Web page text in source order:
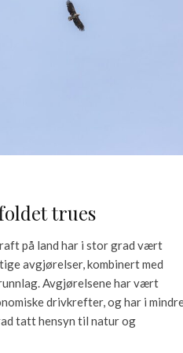
trues
på land har i stor grad vært
avgjørelser, kombinert med
Avgjørelsene har vært
drivkrefter, og har i
tatt hensyn til natur og